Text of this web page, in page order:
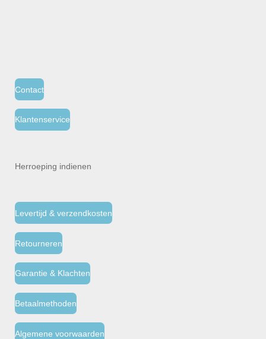
Contact
Klantenservice
Herroeping indienen
Levertijd & verzendkosten
Retourneren
Garantie & Klachten
Betaalmethoden
Algemene voorwaarden